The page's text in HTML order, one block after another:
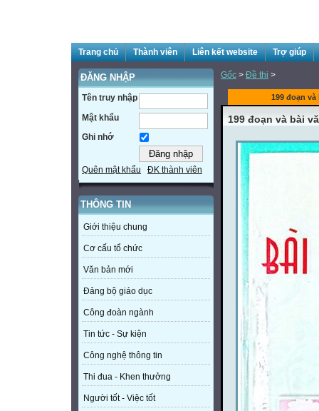
Trang chủ Thành viên Liên kết website Trợ giúp
ĐĂNG NHẬP
Tên truy nhập
Mật khẩu
Ghi nhớ
Quên mật khẩu ĐK thành viên
THÔNG TIN
Giới thiệu chung
Cơ cấu tổ chức
Văn bản mới
Đảng bộ giáo dục
Công đoàn ngành
Tin tức - Sự kiện
Công nghệ thông tin
Thi đua - Khen thưởng
Người tốt - Việc tốt
Gốc > Đề thi >
199 đoạn
199 đoạn và bài